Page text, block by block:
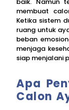
baik. Namun
membuat
Ketika sistem
ruang untuk
beban
menjaga
siap menjalani
Apa
Calon